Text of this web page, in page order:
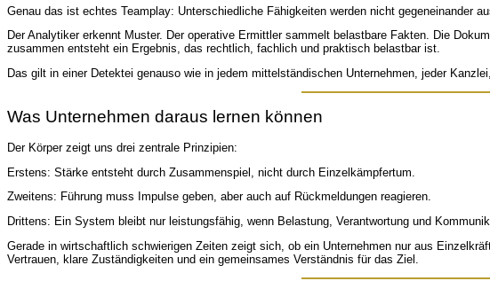
Genau das ist echtes Teamplay: Unterschiedliche Fähigkeiten werden nicht gegeneinander
Der Analytiker erkennt Muster. Der operative Ermittler sammelt belastbare Fakten. Die
zusammen entsteht ein Ergebnis, das rechtlich, fachlich und praktisch belastbar ist.
Das gilt in einer Detektei genauso wie in jedem mittelständischen Unternehmen, jeder
Was Unternehmen daraus lernen können
Der Körper zeigt uns drei zentrale Prinzipien:
Erstens: Stärke entsteht durch Zusammenspiel, nicht durch Einzelkämpfertum.
Zweitens: Führung muss Impulse geben, aber auch auf Rückmeldungen reagieren.
Drittens: Ein System bleibt nur leistungsfähig, wenn Belastung, Verantwortung und
Gerade in wirtschaftlich schwierigen Zeiten zeigt sich, ob ein Unternehmen nur aus
Vertrauen, klare Zuständigkeiten und ein gemeinsames Verständnis für das Ziel.